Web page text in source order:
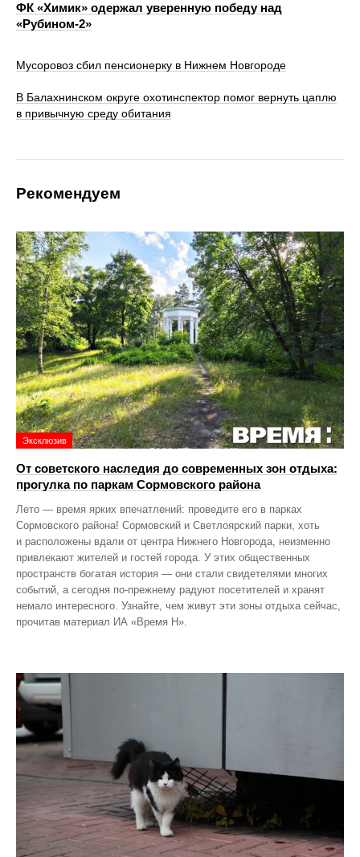
ФК «Химик» одержал уверенную победу над
«Рубином‑2»
Мусоровоз сбил пенсионерку в Нижнем Новгороде
В Балахнинском округе охотинспектор помог вернуть цаплю
в привычную среду обитания
Рекомендуем
Эксклюзив
От советского наследия до современных зон отдыха:
прогулка по паркам Сормовского района
Лето — время ярких впечатлений: проведите его в парках
Сормовского района! Сормовский и Светлоярский парки, хоть
и расположены вдали от центра Нижнего Новгорода, неизменно
привлекают жителей и гостей города. У этих общественных
пространств богатая история — они стали свидетелями многих
событий, а сегодня по‑прежнему радуют посетителей и хранят
немало интересного. Узнайте, чем живут эти зоны отдыха сейчас,
прочитав материал ИА «Время Н».